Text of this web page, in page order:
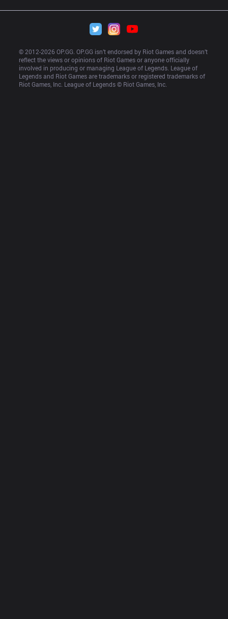
© 2012-2026 OP.GG. OP.GG isn’t endorsed by Riot Games and doesn’t
reflect the views or opinions of Riot Games or anyone officially
involved in producing or managing League of Legends. League of
Legends and Riot Games are trademarks or registered trademarks of
Riot Games, Inc. League of Legends © Riot Games, Inc.